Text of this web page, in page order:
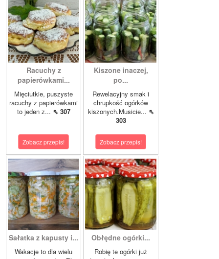
Racuchy z
papierówkami...
Mięciutkie, puszyste
racuchy z papierówkami
to jeden z... ⇖ 307
Zobacz przepis!
Kiszone inaczej,
po...
Rewelacyjny smak i
chrupkość ogórków
kiszonych.Musicie... ⇖
303
Zobacz przepis!
Sałatka z kapusty i...
Wakacje to dla wielu
Obłędne ogórki...
Robię te ogórki już